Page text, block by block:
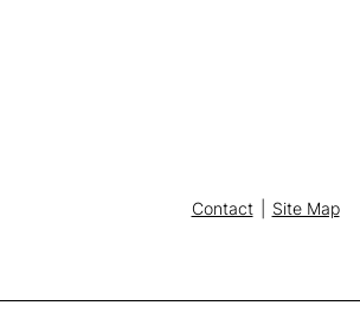
Contact Site Map